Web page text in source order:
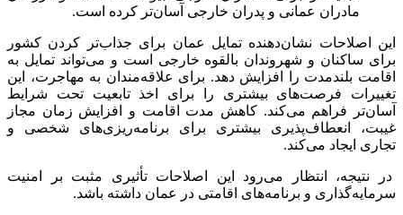
مادران عمانی و پدران خارجی آسان‌تر کرده است.
این اصلاحات نشان‌دهنده تمایل عمان برای جذاب‌تر کردن کشور
برای ساکنان و شهروندان بالقوه خارجی است و می‌تواند تمایل به
اقامت بلندمدت را افزایش دهد. برای علاقه‌مندان به مهاجرت، این
تغییرات فرصت‌های بیشتری را برای اخذ تابعیت تحت شرایط
آسان‌تر فراهم می‌کند. کاهش مدت اقامت و افزایش زمان مجاز
غیبت، انعطاف‌پذیری بیشتری برای برنامه‌ریزی‌های شخصی و
تجاری ایجاد می‌کند.
در نتیجه، انتظار می‌رود این اصلاحات تأثیری مثبت بر امنیت
سرمایه‌گذاری و برنامه‌های اقامتی در عمان داشته باشد.